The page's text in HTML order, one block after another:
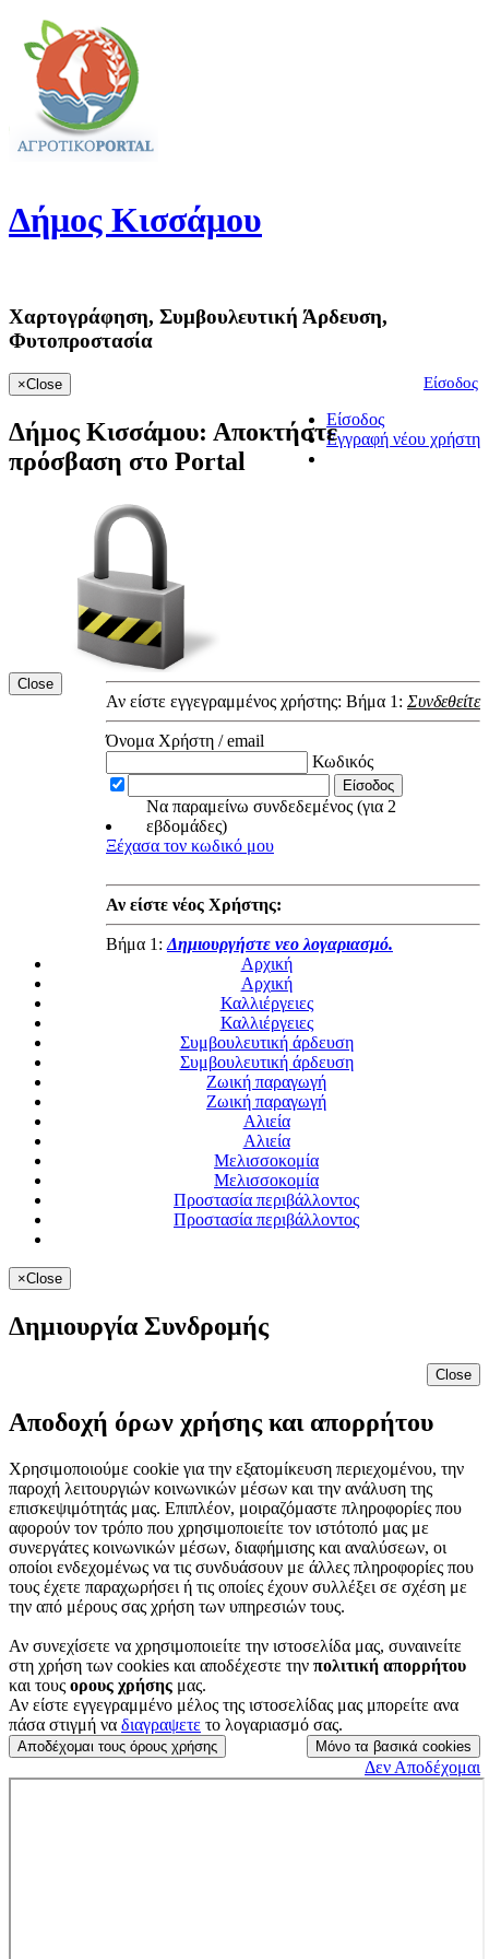
Δήμος Κισσάμου
Χαρτογράφηση, Συμβουλευτική Άρδευση,
Φυτοπροστασία
Είσοδος
Είσοδος
Εγγραφή νέου χρήστη
×Close
Δήμος Κισσάμου: Αποκτήστε
πρόσβαση στο Portal
Αν είστε εγγεγραμμένος χρήστης: Βήμα 1: Συνδεθείτε
Όνομα Χρήστη / email
Κωδικός
Να παραμείνω συνδεδεμένος (για 2
εβδομάδες)
Ξέχασα τον κωδικό μου
Αν είστε νέος Χρήστης:
Βήμα 1: Δημιουργήστε νεο λογαριασμό.
Close
Αρχική
Αρχική
Καλλιέργειες
Καλλιέργειες
Συμβουλευτική άρδευση
Συμβουλευτική άρδευση
Ζωική παραγωγή
Ζωική παραγωγή
Αλιεία
Αλιεία
Μελισσοκομία
Μελισσοκομία
Προστασία περιβάλλοντος
Προστασία περιβάλλοντος
×Close
Δημιουργία Συνδρομής
Close
Αποδοχή όρων χρήσης και απορρήτου
Χρησιμοποιούμε cookie για την εξατομίκευση περιεχομένου, την
παροχή λειτουργιών κοινωνικών μέσων και την ανάλυση της
επισκεψιμότητάς μας. Επιπλέον, μοιραζόμαστε πληροφορίες που
αφορούν τον τρόπο που χρησιμοποιείτε τον ιστότοπό μας με
συνεργάτες κοινωνικών μέσων, διαφήμισης και αναλύσεων, οι
οποίοι ενδεχομένως να τις συνδυάσουν με άλλες πληροφορίες που
τους έχετε παραχωρήσει ή τις οποίες έχουν συλλέξει σε σχέση με
την από μέρους σας χρήση των υπηρεσιών τους.
Αν συνεχίσετε να χρησιμοποιείτε την ιστοσελίδα μας, συναινείτε
στη χρήση των cookies και αποδέχεστε την πολιτική απορρήτου
και τους ορους χρήσης μας.
Αν είστε εγγεγραμμένο μέλος της ιστοσελίδας μας μπορείτε ανα
πάσα στιγμή να διαγραψετε το λογαριασμό σας.
Αποδέχομαι τους όρους χρήσης Μόνο τα βασικά cookies
Δεν Αποδέχομαι